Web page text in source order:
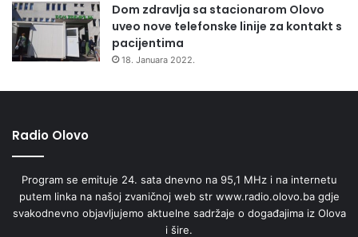
Dom zdravlja sa stacionarom Olovo
uveo nove telefonske linije za kontakt s
pacijentima
18. Januara 2022.
Radio Olovo
Program se emituje 24. sata dnevno na 95,1 MHz i na internetu
putem linka na našoj zvaničnoj web str www.radio.olovo.ba gdje
svakodnevno objavljujemo aktuelne sadržaje o događajima iz Olova
i šire.